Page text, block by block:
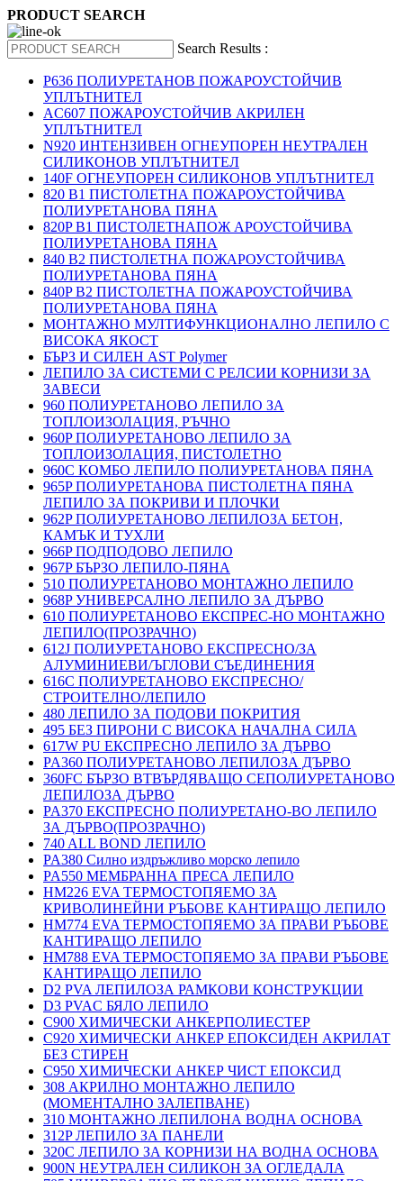
PRODUCT SEARCH
Search Results :
P636 ПОЛИУРЕТАНОВ ПОЖАРОУСТОЙЧИВ
УПЛЪТНИТЕЛ
AC607 ПОЖАРОУСТОЙЧИВ АКРИЛЕН
УПЛЪТНИТЕЛ
N920 ИНТЕНЗИВЕН ОГНЕУПОРЕН НЕУТРАЛЕН
СИЛИКОНОВ УПЛЪТНИТЕЛ
140F ОГНЕУПОРЕН СИЛИКОНОВ УПЛЪТНИТЕЛ
820 B1 ПИСТОЛЕТНА ПОЖАРОУСТОЙЧИВА
ПОЛИУРЕТАНОВА ПЯНА
820P B1 ПИСТОЛЕТНАПОЖ АРОУСТОЙЧИВА
ПОЛИУРЕТАНОВА ПЯНА
840 B2 ПИСТОЛЕТНА ПОЖАРОУСТОЙЧИВА
ПОЛИУРЕТАНОВА ПЯНА
840P B2 ПИСТОЛЕТНА ПОЖАРОУСТОЙЧИВА
ПОЛИУРЕТАНОВА ПЯНА
МОНТАЖНО МУЛТИФУНКЦИОНАЛНО ЛЕПИЛО С
ВИСОКА ЯКОСТ
БЪРЗ И СИЛЕН AST Polymer
ЛЕПИЛО ЗА СИСТЕМИ С РЕЛСИИ КОРНИЗИ ЗА
ЗАВЕСИ
960 ПОЛИУРЕТАНОВО ЛЕПИЛО ЗА
ТОПЛОИЗОЛАЦИЯ, РЪЧНО
960P ПОЛИУРЕТАНОВО ЛЕПИЛО ЗА
ТОПЛОИЗОЛАЦИЯ, ПИСТОЛЕТНО
960C КОМБО ЛЕПИЛО ПОЛИУРЕТАНОВА ПЯНА
965P ПОЛИУРЕТАНОВА ПИСТОЛЕТНА ПЯНА
ЛЕПИЛО ЗА ПОКРИВИ И ПЛОЧКИ
962P ПОЛИУРЕТАНОВО ЛЕПИЛОЗА БЕТОН,
КАМЪК И ТУХЛИ
966P ПОДПОДОВО ЛЕПИЛО
967P БЪРЗО ЛЕПИЛО-ПЯНА
510 ПОЛИУРЕТАНОВО МОНТАЖНО ЛЕПИЛО
968P УНИВЕРСАЛНО ЛЕПИЛО ЗА ДЪРВО
610 ПОЛИУРЕТАНОВО ЕКСПРЕС-НО МОНТАЖНО
ЛЕПИЛО(ПРОЗРАЧНО)
612J ПОЛИУРЕТАНОВО ЕКСПРЕСНО/ЗА
АЛУМИНИЕВИ/ЪГЛОВИ СЪЕДИНЕНИЯ
616C ПОЛИУРЕТАНОВО ЕКСПРЕСНО/
СТРОИТЕЛНО/ЛЕПИЛО
480 ЛЕПИЛО ЗА ПОДОВИ ПОКРИТИЯ
495 БЕЗ ПИРОНИ С ВИСОКА НАЧАЛНА СИЛА
617W PU ЕКСПРЕСНО ЛЕПИЛО ЗА ДЪРВО
PA360 ПОЛИУРЕТАНОВО ЛЕПИЛОЗА ДЪРВО
360FC БЪРЗО ВТВЪРДЯВАЩО СЕПОЛИУРЕТАНОВО
ЛЕПИЛОЗА ДЪРВО
PA370 ЕКСПРЕСНО ПОЛИУРЕТАНО-ВО ЛЕПИЛО
ЗА ДЪРВО(ПРОЗРАЧНО)
740 ALL BOND ЛЕПИЛО
PA380 Силно издръжливо морско лепило
PA550 МЕМБРАННА ПРЕСА ЛЕПИЛО
HM226 EVA ТЕРМОСТОПЯЕМО ЗА
КРИВОЛИНЕЙНИ РЪБОВЕ КАНТИРАЩО ЛЕПИЛО
HM774 EVA ТЕРМОСТОПЯЕМО ЗА ПРАВИ РЪБОВЕ
КАНТИРАЩО ЛЕПИЛО
HM788 EVA ТЕРМОСТОПЯЕМО ЗА ПРАВИ РЪБОВЕ
КАНТИРАЩО ЛЕПИЛО
D2 PVA ЛЕПИЛОЗА РАМКОВИ КОНСТРУКЦИИ
D3 PVAC БЯЛО ЛЕПИЛО
C900 ХИМИЧЕСКИ АНКЕРПОЛИЕСТЕP
C920 ХИМИЧЕСКИ АНКЕР ЕПОКСИДЕН АКРИЛАТ
БЕЗ СТИРЕН
C950 ХИМИЧЕСКИ АНКЕР ЧИСТ ЕПОКСИД
308 АКРИЛНО МОНТАЖНО ЛЕПИЛО
(МОМЕНТАЛНО ЗАЛЕПВАНЕ)
310 МОНТАЖНО ЛЕПИЛОНА ВОДНА ОСНОВА
312P ЛЕПИЛО ЗА ПАНЕЛИ
320C ЛЕПИЛО ЗА КОРНИЗИ НА ВОДНА ОСНОВА
900N НЕУТРАЛЕН СИЛИКОН ЗА ОГЛЕДАЛА